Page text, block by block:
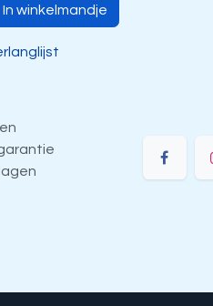
In winkelmandje